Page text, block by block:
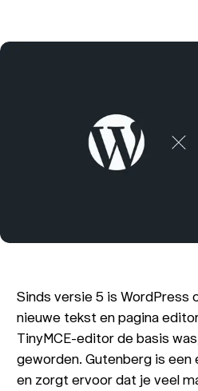
Sinds versie 5 is WordPress
nieuwe tekst en pagina
TinyMCE-editor de basis
geworden. Gutenberg is een
en zorgt ervoor dat je veel